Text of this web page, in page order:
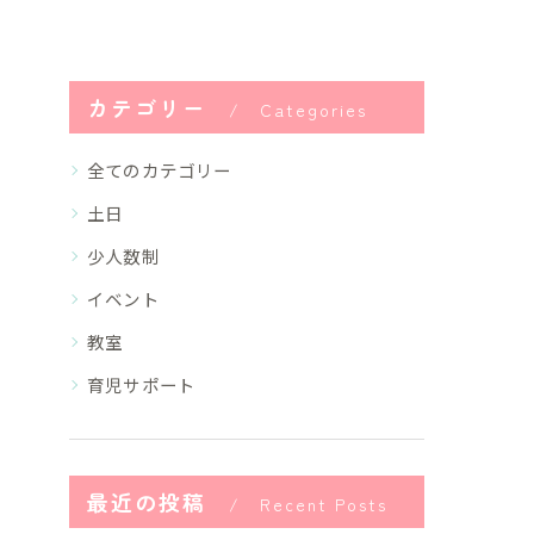
カテゴリー Categories
全てのカテゴリー
土日
少人数制
イベント
教室
育児サポート
最近の投稿 Recent Posts